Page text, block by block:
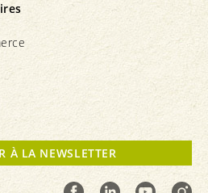
À LA NEWSLETTER